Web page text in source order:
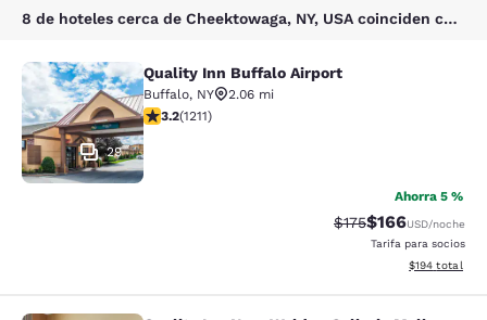
8 de hoteles cerca de Cheektowaga, NY, USA coinciden con tus filtros
Quality Inn Buffalo Airport
29
Quality Inn Buffalo Airport
Buffalo, NY
2.06 mi
calificación de 3.2 estrellas. Bueno. 1211 reseñas
3.2(1211)
Ahorra 5 %
Precio tachado:
$175Precio con
$166USD/noche
Tarifa para socios
Ver detalles
$194 total